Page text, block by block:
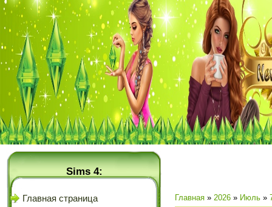
Sims 4:
Главная страница
Главная » 2026 » Июль »